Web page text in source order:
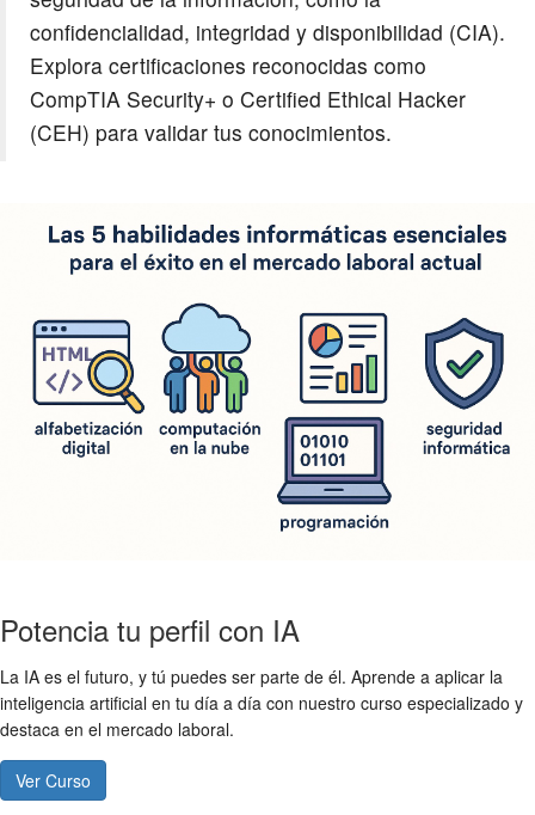
confidencialidad, integridad y disponibilidad (CIA).
Explora certificaciones reconocidas como
CompTIA Security+ o Certified Ethical Hacker
(CEH) para validar tus conocimientos.
Potencia tu perfil con IA
La IA es el futuro, y tú puedes ser parte de él. Aprende a aplicar la
inteligencia artificial en tu día a día con nuestro curso especializado y
destaca en el mercado laboral.
Ver Curso